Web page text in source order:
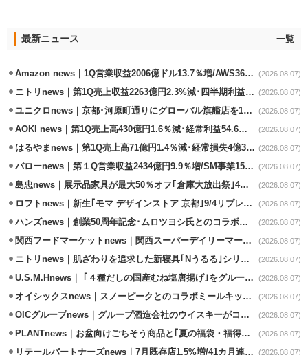
最新ニュース 一覧
Amazon news｜1Q営業収益2006億ドル13.7％増/AWS36.8％％増が貢献 (2026.08.07)
ニトリnews｜第1Q売上収益2263億円2.3%減･四半期利益1.4％減 (2026.08.07)
ユニクロnews｜京都･河原町通りにグローバル旗艦店を11/6開設 (2026.08.07)
AOKI news｜第1Q売上高430億円1.6％減･経常利益54.6％減 (2026.08.07)
はるやまnews｜第1Q売上高71億円1.4％減･経常損失4億3800万円 (2026.08.07)
バローnews｜第１Q営業収益2434億円9.9％増/SM事業15.5％増と絶好調 (2026.08.07)
島忠news｜展示品家具が最大50％オフ｢倉庫大放出祭｣4店舗限定で開催 (2026.08.07)
ロフトnews｜新生｢モマ デザインストア 京都｣9/4リプレイスオープン (2026.08.07)
ハンズnews｜創業50周年記念･ムロツヨシ氏とのコラボ企画｢ムロハンズ｣開催 (2026.08.07)
関西フードマーケットnews｜関西スーパーデイリーマート蒲生店8/7改装 (2026.08.07)
ニトリnews｜肌ざわりを追求した新寝具｢Nうるる｣シリーズを発売 (2026.08.07)
U.S.M.Hnews｜ ｢４種だしの国産むね塩唐揚げ｣をグループ610店で共同販促 (2026.08.07)
オイシックスnews｜スノーピークとのコラボミールキット8/13発売 (2026.08.07)
OICグループnews｜グループ酒造会社のウイスキーがコンペティション受賞 (2026.08.07)
PLANTnews｜お盆向けごちそう商品と｢夏の福袋・福得カート｣8/8から開催 (2026.08.07)
リテールパートナーズnews｜7月既存店1.5%増/41カ月連続増 (2026.08.07)